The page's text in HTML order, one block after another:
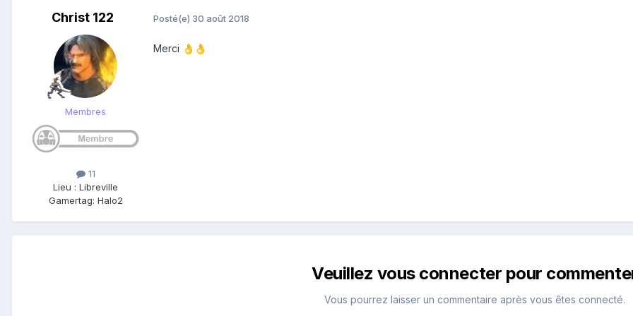
Christ 122
Membres
11
Lieu : Libreville
Gamertag: Halo2
Posté(e) 30 août 2018
Merci 👌 👌
Veuillez vous connecter pour
Vous pourrez laisser un commentaire après vous êtes connecté.